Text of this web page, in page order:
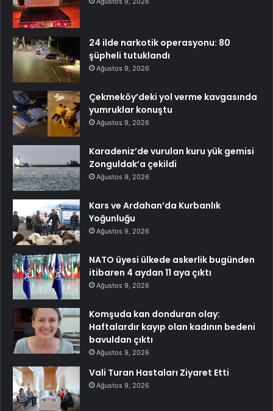
24 ilde narkotik operasyonu: 80
şüpheli tutuklandı
Ağustos 9, 2026
Çekmeköy’deki yol verme kavgasında
yumruklar konuştu
Ağustos 9, 2026
Karadeniz’de vurulan kuru yük gemisi
Zonguldak’a çekildi
Ağustos 9, 2026
Kars ve Ardahan’da Kurbanlık
Yoğunluğu
Ağustos 9, 2026
NATO üyesi ülkede askerlik bugünden
itibaren 4 aydan 11 aya çıktı
Ağustos 9, 2026
Komşuda kan donduran olay:
Haftalardır kayıp olan kadının bedeni
bavuldan çıktı
Ağustos 9, 2026
Vali Turan Hastaları Ziyaret Etti
Ağustos 9, 2026